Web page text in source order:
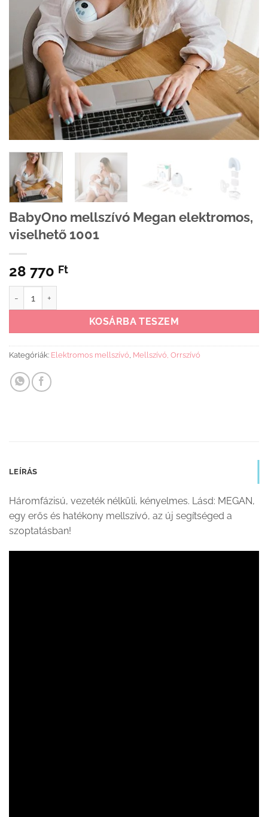
BabyOno mellszívó Megan elektromos,
viselhető 1001
28 770 Ft
KOSÁRBA TESZEM
Kategóriák: Elektromos mellszívó Mellszívó, Orrszívó
LEÍRÁS
Háromfázisú, vezeték nélküli, kényelmes. Lásd: MEGAN,
egy erős és hatékony mellszívó, az új segítséged a
szoptatásban!